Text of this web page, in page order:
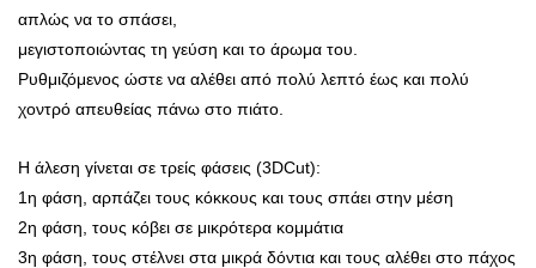
απλώς να το σπάσει,
μεγιστοποιώντας τη γεύση και το άρωμα του.
Ρυθμιζόμενος ώστε να αλέθει από πολύ λεπτό έως και πολύ
χοντρό απευθείας πάνω στο πιάτο.
Η άλεση γίνεται σε τρείς φάσεις (3DCut):
1η φάση, αρπάζει τους κόκκους και τους σπάει στην μέση
2η φάση, τους κόβει σε μικρότερα κομμάτια
3η φάση, τους στέλνει στα μικρά δόντια και τους αλέθει στο πάχος